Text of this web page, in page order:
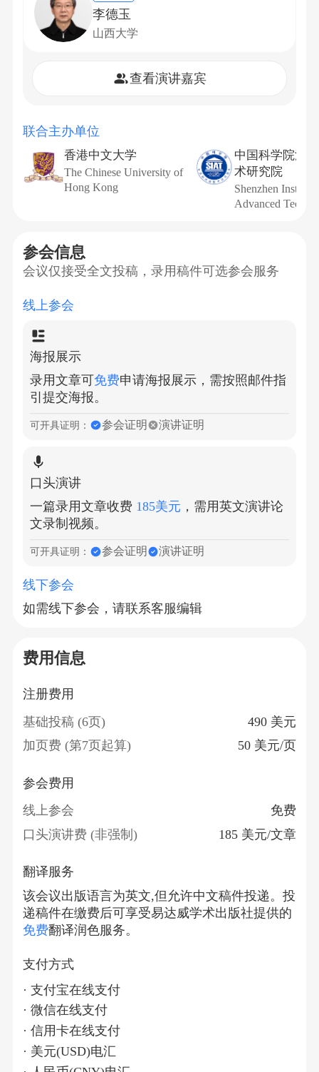
李德玉
山西大学
查看演讲嘉宾
联合主办单位
香港中文大学
The Chinese University of
Hong Kong
中国科学院深
术研究院
Shenzhen
Advanced
参会信息
会议仅接受全文投稿，录用稿件可选参会服务
线上参会
海报展示
录用文章可免费申请海报展示，需按照邮件指
引提交海报。
可开具证明： 参会证明 演讲证明
口头演讲
一篇录用文章收费 185美元 ，需用英文演讲论
文录制视频。
可开具证明： 参会证明 演讲证明
线下参会
如需线下参会，请联系客服编辑
费用信息
注册费用
基础投稿 (6页)
490 美元
加页费 (第7页起算)
50 美元/页
参会费用
线上参会
免费
口头演讲费 (非强制)
185 美元/文章
翻译服务
该会议出版语言为英文,但允许中文稿件投递。投
递稿件在缴费后可享受易达威学术出版社提供的
免费翻译润色服务。
支付方式
· 支付宝在线支付
· 微信在线支付
· 信用卡在线支付
· 美元(USD)电汇